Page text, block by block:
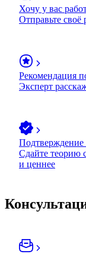
Хочу у вас
Отправьте
Рекомендация
Эксперт
Подтверждение
Сдайте теорию
и ценнее